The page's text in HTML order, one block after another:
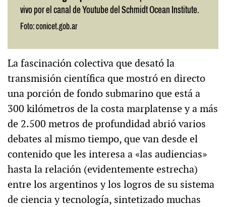
vivo por el canal de Youtube del Schmidt Ocean Institute.
Foto: conicet.gob.ar
La fascinación colectiva que desató la
transmisión científica que mostró en directo
una porción de fondo submarino que está a
300 kilómetros de la costa marplatense y a más
de 2.500 metros de profundidad abrió varios
debates al mismo tiempo, que van desde el
contenido que les interesa a «las audiencias»
hasta la relación (evidentemente estrecha)
entre los argentinos y los logros de su sistema
de ciencia y tecnología, sintetizado muchas